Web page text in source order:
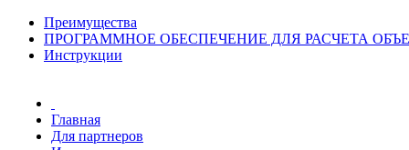
Преимущества
ПРОГРАММНОЕ ОБЕСПЕЧЕНИЕ ДЛЯ РАСЧЕТА
Инструкции
Главная
Для партнеров